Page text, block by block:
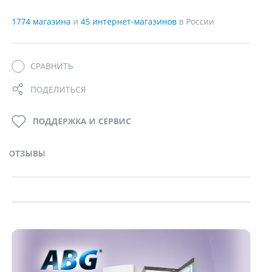
1774 магазина и 45 интернет-магазинов в России
СРАВНИТЬ
ПОДЕЛИТЬСЯ
ОТЗЫВЫ
ПОДДЕРЖКА И СЕРВИС